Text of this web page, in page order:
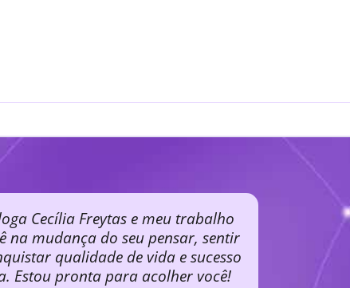
Cecília Freytas e meu trabalho
na mudança do seu pensar, sentir
qualidade de vida e sucesso
Estou pronta para acolher você!